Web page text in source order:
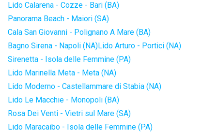
Lido Calarena - Cozze - Bari (BA)
Panorama Beach - Maiori (SA)
Cala San Giovanni - Polignano A Mare (BA)
Bagno Sirena - Napoli (NA)Lido Arturo - Portici (NA)
Sirenetta - Isola delle Femmine (PA)
Lido Marinella Meta - Meta (NA)
Lido Moderno - Castellammare di Stabia (NA)
Lido Le Macchie - Monopoli (BA)
Rosa Dei Venti - Vietri sul Mare (SA)
Lido Maracaibo - Isola delle Femmine (PA)